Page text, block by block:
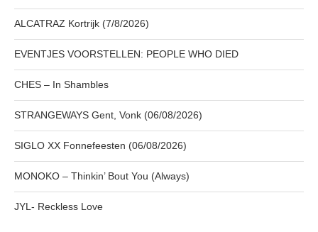
ALCATRAZ Kortrijk (7/8/2026)
EVENTJES VOORSTELLEN: PEOPLE WHO DIED
CHES – In Shambles
STRANGEWAYS Gent, Vonk (06/08/2026)
SIGLO XX Fonnefeesten (06/08/2026)
MONOKO – Thinkin’ Bout You (Always)
JYL- Reckless Love